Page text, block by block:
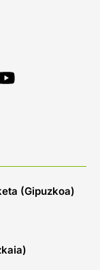
(Gipuzkoa)